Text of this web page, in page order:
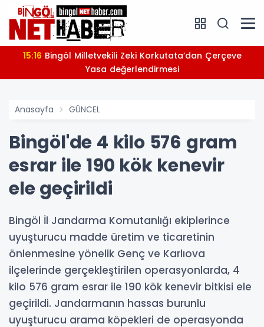
15:16
Yasa değerlendirmesi
Anasayfa GÜNCEL
Bingöl'de 4 kilo 576 gram
esrar ile 190 kök kenevir
ele geçirildi
Bingöl İl Jandarma Komutanlığı ekiplerince
uyuşturucu madde üretim ve ticaretinin
önlenmesine yönelik Genç ve Karlıova
ilçelerinde gerçekleştirilen operasyonlarda, 4
kilo 576 gram esrar ile 190 kök kenevir bitkisi ele
geçirildi. Jandarmanın hassas burunlu
uyuşturucu arama köpekleri de operasyonda